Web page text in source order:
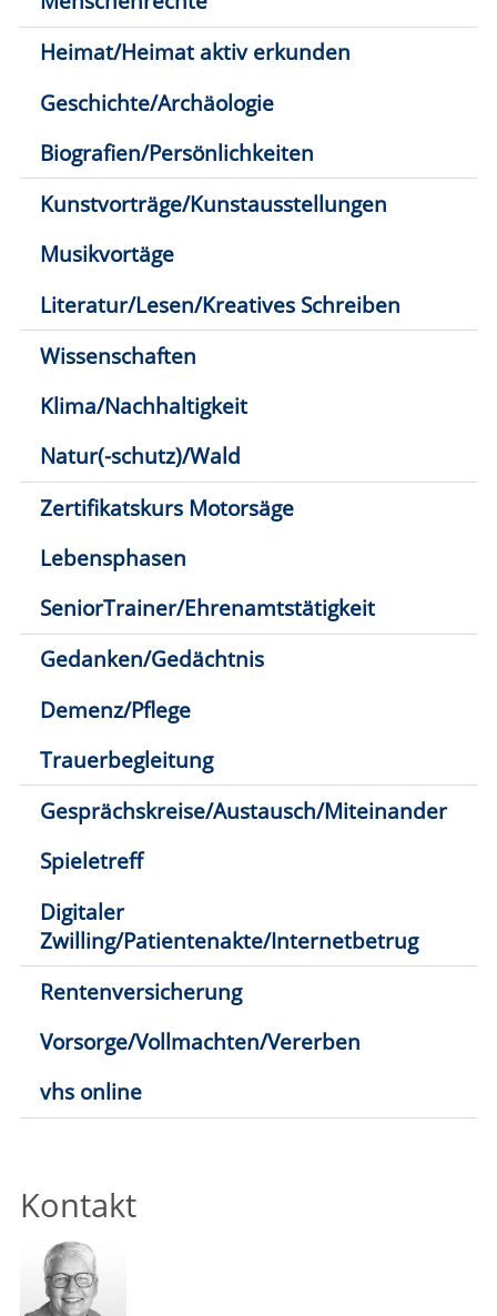
Musikvortäge
Literatur/Lesen/Kreatives Schreiben
Wissenschaften
Klima/Nachhaltigkeit
Natur(-schutz)/Wald
Zertifikatskurs Motorsäge
Lebensphasen
SeniorTrainer/Ehrenamtstätigkeit
Gedanken/Gedächtnis
Demenz/Pflege
Gesprächskreise/Austausch/Miteinander
Spieletreff
Digitaler
Rentenversicherung
Vorsorge/Vollmachten/Vererben
vhs online
Kontakt
Yvonne Holzfuß
02941 2895-16
E-Mail schreiben
1 2
Klick hier: nur direkt buchbareKurse
Anmeldung möglich
Anmeldung auf Warteliste
Bitte beachten Sie den Infotext